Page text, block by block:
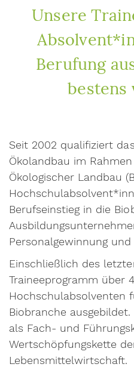
Unsere
Berufung
bestens
Seit 2002 qualifiziert
Ökolandbau im
Ökologischer Landbau
Berufseinstieg in die
Personalgewinnung
Einschließlich des
Traineeprogramm über
Hochschulabsolventen
Biobranche
als Fach- und
Wertschöpfungskette
Lebensmittelwirtschaft.